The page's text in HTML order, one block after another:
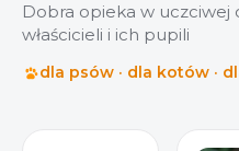
Dobra opieka w uczciwej
właścicieli i ich pupili
dla psów · dla kotów ·